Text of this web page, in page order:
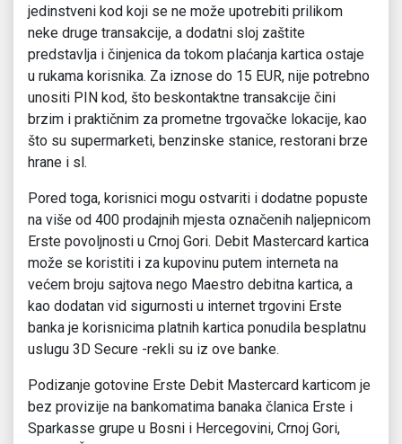
jedinstveni kod koji se ne može upotrebiti prilikom
neke druge transakcije, a dodatni sloj zaštite
predstavlja i činjenica da tokom plaćanja kartica ostaje
u rukama korisnika. Za iznose do 15 EUR, nije potrebno
unositi PIN kod, što beskontaktne transakcije čini
brzim i praktičnim za prometne trgovačke lokacije, kao
što su supermarketi, benzinske stanice, restorani brze
hrane i sl.
Pored toga, korisnici mogu ostvariti i dodatne popuste
na više od 400 prodajnih mjesta označenih naljepnicom
Erste povoljnosti u Crnoj Gori. Debit Mastercard kartica
može se koristiti i za kupovinu putem interneta na
većem broju sajtova nego Maestro debitna kartica, a
kao dodatan vid sigurnosti u internet trgovini Erste
banka je korisnicima platnih kartica ponudila besplatnu
uslugu 3D Secure -rekli su iz ove banke.
Podizanje gotovine Erste Debit Mastercard karticom je
bez provizije na bankomatima banaka članica Erste i
Sparkasse grupe u Bosni i Hercegovini, Crnoj Gori,